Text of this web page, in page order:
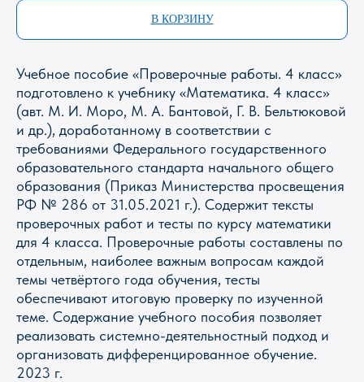
В КОРЗИНУ
Учебное пособие «Проверочные работы. 4 класс»
подготовлено к учебнику «Математика. 4 класс»
(авт. М. И. Моро, М. А. Бантовой, Г. В. Бельтюковой
и др.), доработанному в соответствии с
требованиями Федерального государственного
образовательного стандарта начального общего
образования (Приказ Министерства просвещения
РФ № 286 от 31.05.2021 г.). Содержит тексты
проверочных работ и тесты по курсу математики
для 4 класса. Проверочные работы составлены по
отдельным, наиболее важным вопросам каждой
темы четвёртого года обучения, тесты
обеспечивают итоговую проверку по изученной
теме. Содержание учебного пособия позволяет
реализовать системно-деятельностный подход и
организовать дифференцированное обучение.
2023 г.
г. Пермь, ул. Леонова, 10
+7 (342) 226-44-10
+7 902 478-01-11
Магазин Книги «Лира»
пн-пт 10.00 - 19.00